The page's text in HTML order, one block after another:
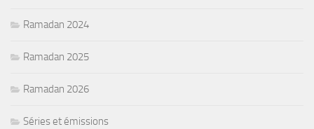
Ramadan 2024
Ramadan 2025
Ramadan 2026
Séries et émissions